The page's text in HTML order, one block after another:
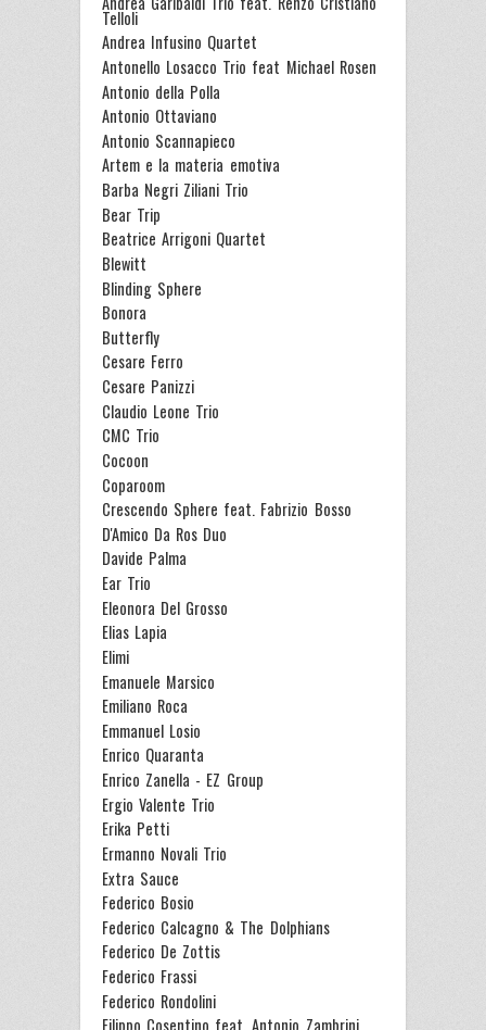
Telloli
Andrea Infusino Quartet
Antonello Losacco Trio feat Michael Rosen
Antonio della Polla
Antonio Ottaviano
Antonio Scannapieco
Artem e la materia emotiva
Barba Negri Ziliani Trio
Bear Trip
Beatrice Arrigoni Quartet
Blewitt
Blinding Sphere
Bonora
Butterfly
Cesare Ferro
Cesare Panizzi
Claudio Leone Trio
CMC Trio
Cocoon
Coparoom
Crescendo Sphere feat. Fabrizio Bosso
D'Amico Da Ros Duo
Davide Palma
Ear Trio
Eleonora Del Grosso
Elias Lapia
Elimi
Emanuele Marsico
Emiliano Roca
Emmanuel Losio
Enrico Quaranta
Enrico Zanella - EZ Group
Ergio Valente Trio
Erika Petti
Ermanno Novali Trio
Extra Sauce
Federico Bosio
Federico Calcagno & The Dolphians
Federico De Zottis
Federico Frassi
Federico Rondolini
Filippo Cosentino feat. Antonio Zambrini,